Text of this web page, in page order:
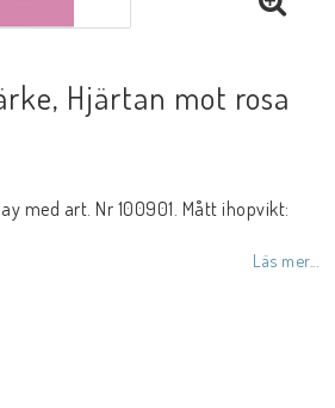
Hjärtan mot rosa
med art. Nr 100901. Mått ihopvikt:
Läs mer...